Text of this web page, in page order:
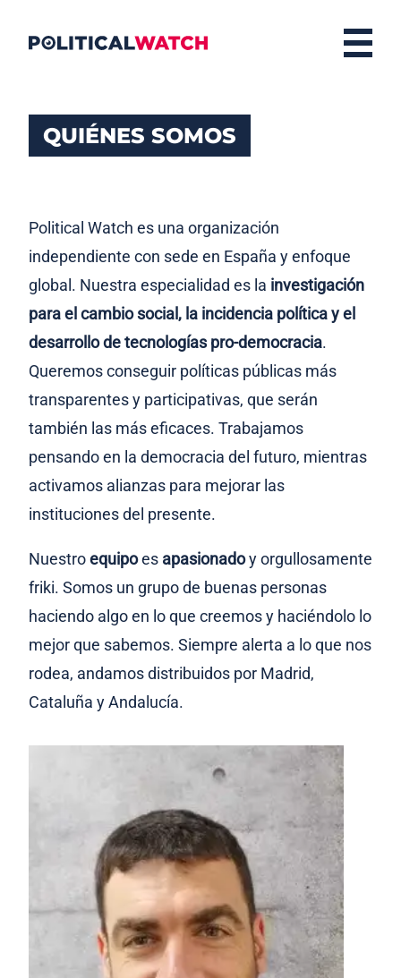
QUIÉNES SOMOS
Political Watch es una organización
independiente con sede en España y enfoque
global. Nuestra especialidad es la investigación
para el cambio social, la incidencia política y el
desarrollo de tecnologías pro-democracia.
Queremos conseguir políticas públicas más
transparentes y participativas, que serán
también las más eficaces. Trabajamos
pensando en la democracia del futuro, mientras
activamos alianzas para mejorar las
instituciones del presente.
Nuestroequipoes apasionadoy orgullosamente
friki. Somos un grupo de buenas personas
haciendo algo en lo que creemos y haciéndolo lo
mejor que sabemos. Siempre alerta a lo que nos
rodea, andamos distribuidos por Madrid,
Cataluña y Andalucía.